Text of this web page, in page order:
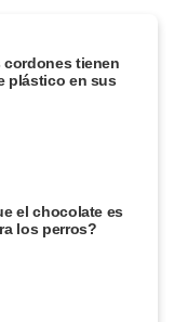
cordones tienen
plástico en sus
el chocolate es
los perros?